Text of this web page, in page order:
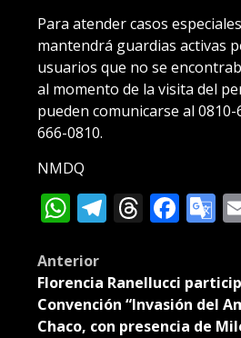
Para atender casos
mantendrá guardias activas
usuarios que no se
al momento de la visita del
pueden comunicarse al 0810-
666-0810.
NMDQ
WhatsApp
Telegram
Post
navigation
Anterior
Florencia Ranellucci
Convención “Invasión del
Chaco, con presencia de